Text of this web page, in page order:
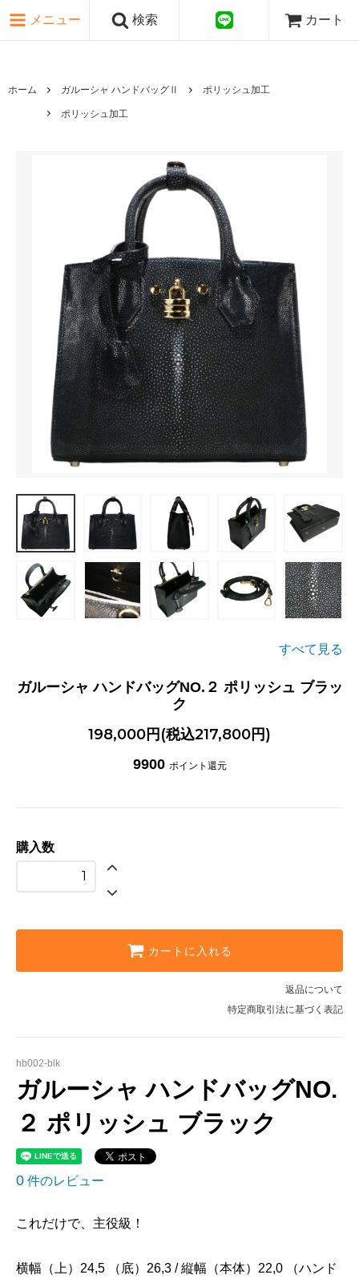
メニュー 検索 カート
ホーム ガルーシャ ハンドバッグⅡ ポリッシュ加工
ポリッシュ加工
すべて見る
ガルーシャ ハンドバッグNO.２ ポリッシュ ブラッ
ク
198,000円(税込217,800円)
9900 ポイント還元
購入数
カートに入れる
返品について
特定商取引法に基づく表記
hb002-blk
ガルーシャ ハンドバッグNO.
２ ポリッシュ ブラック
0 件のレビュー
これだけで、主役級！
横幅（上）24,5 （底）26,3 / 縦幅（本体）22,0 （ハンド
ピンク・レッド系
ゴールド・シルバー系
国旗シリーズ
日本伝文様シリーズ